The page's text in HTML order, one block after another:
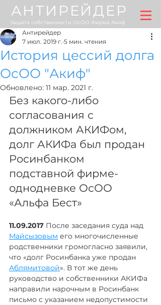
АНТИРЕЙДЕР
Защита собственности ОсОО Фирма Акиф
История цессий долга
ОсОО "Акиф"
Антирейдер
7 июл. 2019 г. 5 мин. чтения
Обновлено: 11 мар. 2021 г.
Без какого-либо
согласования с
должником АКИФом,
долг АКИФа был продан
Росинбанком
подставной фирме-
однодневке ОсОО
«Альфа Бест»
11.09.2017 После заседания суда над
Майсызовым его многочисленные
родственники громогласно заявили,
что «долг Росинбанка уже продан
Аблямитовой». В тот же день
руководство и собственники АКИФа
направили нарочным в Росинбанк
письмо с указанием недопустимости